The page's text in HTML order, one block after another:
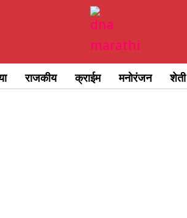
राजकीय क्राईम मनोरंजन शेती